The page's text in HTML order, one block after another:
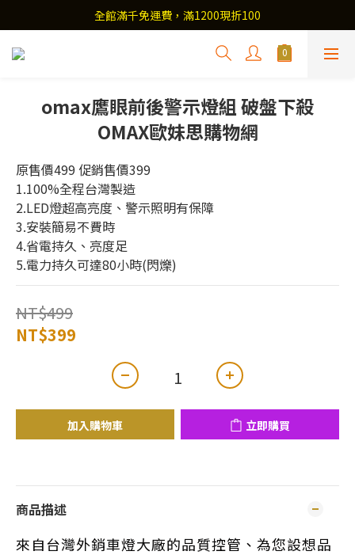
全館滿千免運費，滿1200現折100
omax鷹眼前後警示燈組 破盤下殺
OMAX歐妹思購物網
原售價499 促銷售價399
1.100%全程台灣製造
2.LED燈超高亮度、警示照明有保障
3.安裝簡易不費時
4.省電持久、亮度足
5.電力持久可達80小時(閃爍)
NT$499
NT$399
加入購物車 立即購買
商品描述
來自台灣外銷車燈大廠的品質控管、為您設想品